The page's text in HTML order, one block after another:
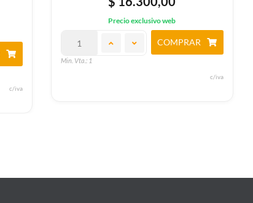
c/iva
Precio exclusivo web
Min. Vta.: 1
COMPRAR
c/iva